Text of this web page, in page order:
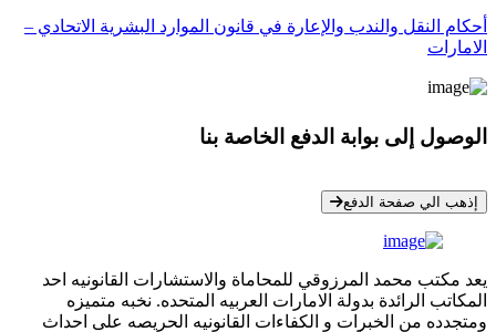
أحكام النقل والندب والإعارة في قانون الموارد البشرية الاتحادي –
الامارات
الوصول إلى بوابة الدفع الخاصة بنا
إذهب الي صفحة الدفع
يعد مكتب محمد المرزوقي للمحاماة والاستشارات القانونيه احد
المكاتب الرائدة بدولة الامارات العربيه المتحده. نخبه متميزه
ومتجدده من الخبرات و الكفاءات القانونيه الحريصه على احداث